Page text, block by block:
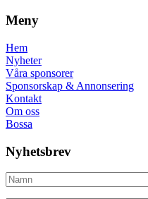
Meny
Hem
Nyheter
Våra sponsorer
Sponsorskap & Annonsering
Kontakt
Om oss
Bossa
Nyhetsbrev